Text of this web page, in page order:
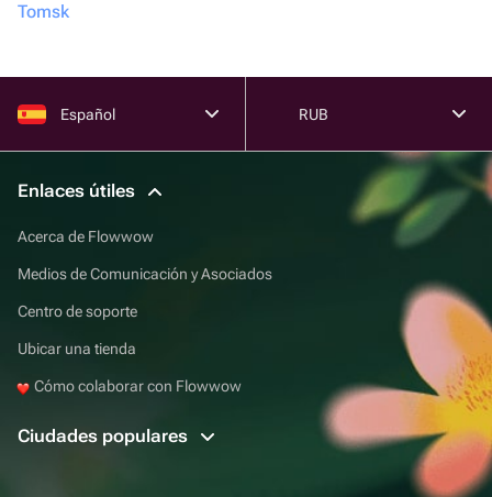
Tomsk
Español RUB
Enlaces útiles
Acerca de Flowwow
Medios de Comunicación y Asociados
Centro de soporte
Ubicar una tienda
Cómo colaborar con Flowwow
Ciudades populares